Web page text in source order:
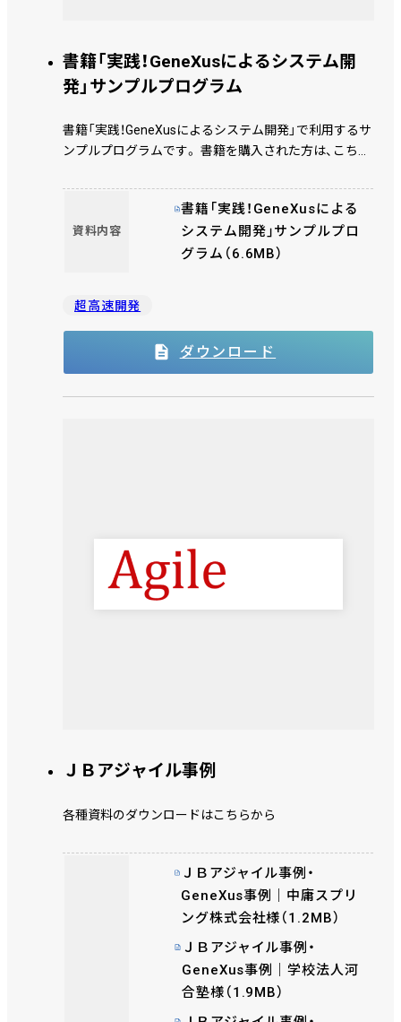
書籍「実践！GeneXusによるシステム開
発」サンプルプログラム
書籍「実践！GeneXusによるシステム開発」で利用するサ
ンプルプログラムです。 書籍を購入された方は、こちら
資料内容
書籍「実践！GeneXusによる
システム開発」サンプルプロ
グラム（6.6MB）
超高速開発
ダウンロード
ＪＢアジャイル事例
各種資料のダウンロードはこちらから
ＪＢアジャイル事例・
GeneXus事例｜中庸スプリ
ング株式会社様（1.2MB）
ＪＢアジャイル事例・
GeneXus事例｜学校法人河
合塾様（1.9MB）